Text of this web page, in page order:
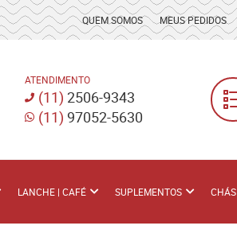
QUEM SOMOS MEUS PEDIDOS
ATENDIMENTO
(11) 2506-9343
(11) 97052-5630
LANCHE | CAFÉ SUPLEMENTOS